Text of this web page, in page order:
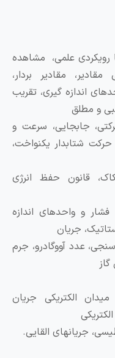
علمی، مشاهده
مقادیر بردار،
اندازه گیری، تقریب
مطلق
جابجایی، سرعت و
شتابدار یکنواخت،
قانون حفظ انرژی
و واحدهای اندازه
جریان
عدد آووگادرو، جرم
الکتریکی جریان
القایی.